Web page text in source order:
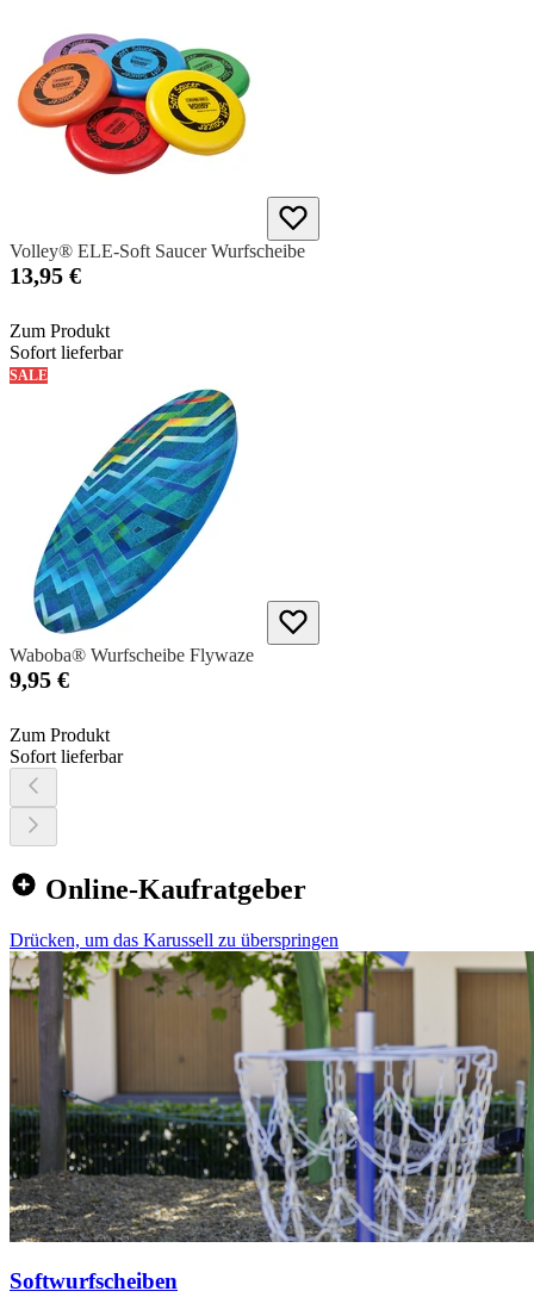
Volley® ELE-Soft Saucer Wurfscheibe
13,95 €
Zum Produkt
Sofort lieferbar
SALE
Waboba® Wurfscheibe Flywaze
9,95 €
Zum Produkt
Sofort lieferbar
Online-Kaufratgeber
Drücken, um das Karussell zu überspringen
Softwurfscheiben